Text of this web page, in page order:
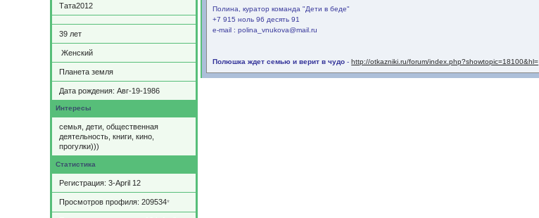
Тата2012
39 лет
Женский
Планета земля
Дата рождения: Авг-19-1986
Интересы
семья, дети, общественная
деятельность, книги, кино,
прогулки)))
Статистика
Регистрация: 3-April 12
Просмотров профиля: 209534*
Полина, куратор команда "Дети в беде"
+7 915 ноль 96 десять 91
e-mail : polina_vnukova@mail.ru
Полюшка ждет семью и верит в чудо -http://otkazniki.ru/forum/index.php?showtopic=18100&hl=